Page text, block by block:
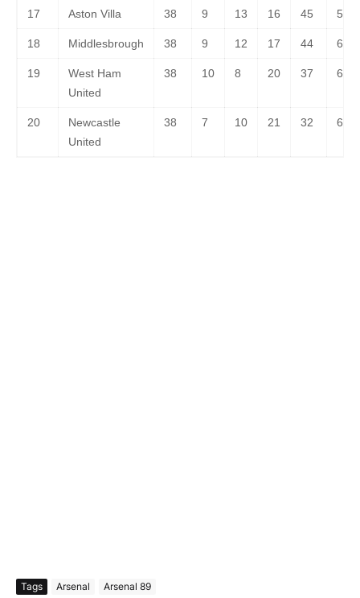
17 Aston Villa 38 9 13 16 45 56
18 Middlesbrough 38 9 12 17 44 61
19
West Ham
United
38 10 8 20 37 62
20
Newcastle
United
38 7 10 21 32 63
Tags Arsenal Arsenal 89